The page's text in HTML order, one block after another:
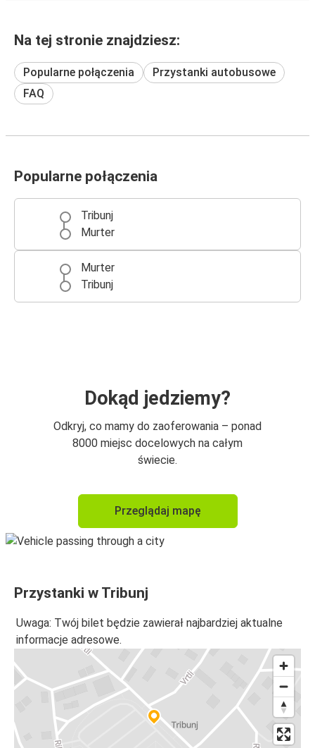
Na tej stronie znajdziesz:
Popularne połączenia
Przystanki autobusowe
FAQ
Popularne połączenia
Tribunj
Murter
Murter
Tribunj
Dokąd jedziemy?
Odkryj, co mamy do zaoferowania – ponad
8000 miejsc docelowych na całym
świecie.
Przeglądaj mapę
Przystanki w Tribunj
Uwaga: Twój bilet będzie zawierał najbardziej aktualne
informacje adresowe.